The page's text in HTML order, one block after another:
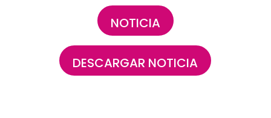
NOTICIA
DESCARGAR NOTICIA